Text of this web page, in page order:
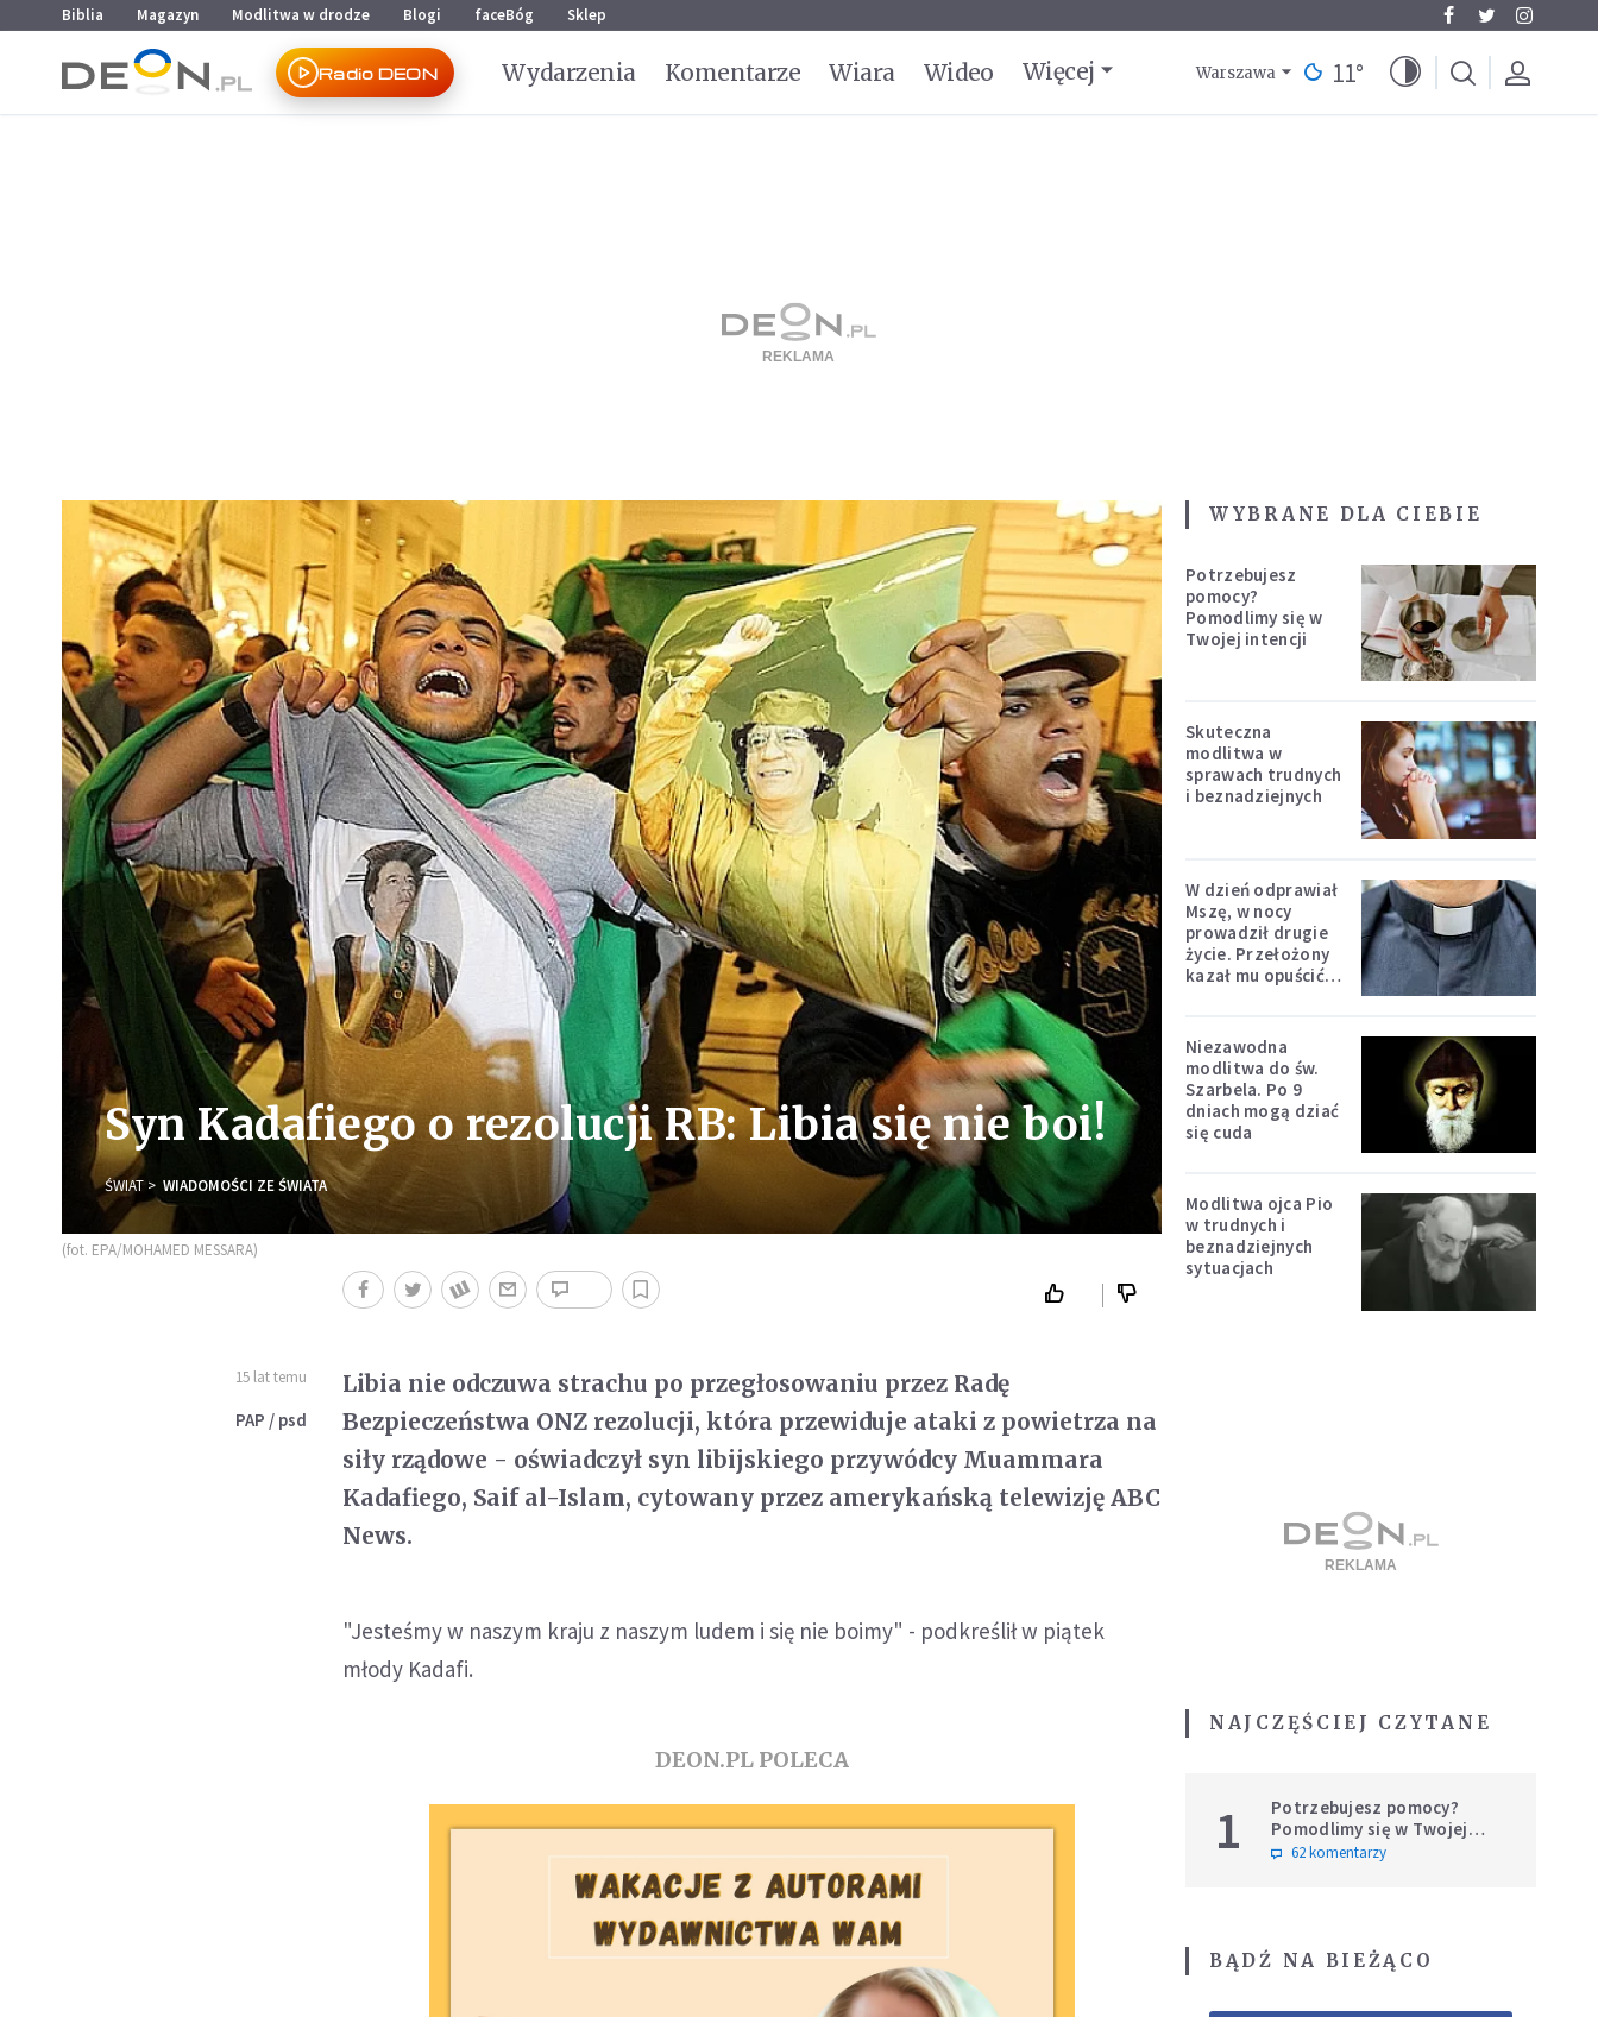
Przejdź do menu głównego
Przejdź do treści
Biblia Magazyn Modlitwa w drodze Blogi faceBóg Sklep
Radio DEON Wydarzenia Komentarze Wiara Wideo Więcej Warszawa 11°
Syn Kadafiego o rezolucji RB: Libia się nie boi!
ŚWIAT WIADOMOŚCI ZE ŚWIATA
(fot. EPA/MOHAMED MESSARA)
15 lat temu
PAP / psd
Libia nie odczuwa strachu po przegłosowaniu przez Radę
Bezpieczeństwa ONZ rezolucji, która przewiduje ataki z powietrza na
siły rządowe - oświadczył syn libijskiego przywódcy Muammara
Kadafiego, Saif al-Islam, cytowany przez amerykańską telewizję ABC
News.
"Jesteśmy w naszym kraju z naszym ludem i się nie boimy" - podkreślił w piątek
młody Kadafi.
DEON.PL POLECA
WYBRANE DLA CIEBIE
Potrzebujesz
pomocy?
Pomodlimy się w
Twojej intencji
Skuteczna
modlitwa w
sprawach trudnych
i beznadziejnych
W dzień odprawiał
Mszę, w nocy
prowadził drugie
życie. Przełożony
kazał mu opuścić
Niezawodna
modlitwa do św.
Szarbela. Po 9
dniach mogą dziać
się cuda
Modlitwa ojca Pio
w trudnych i
beznadziejnych
sytuacjach
NAJCZĘŚCIEJ CZYTANE
1
Potrzebujesz pomocy?
Pomodlimy się w Twojej
intencji
62 komentarzy
BĄDŹ NA BIEŻĄCO